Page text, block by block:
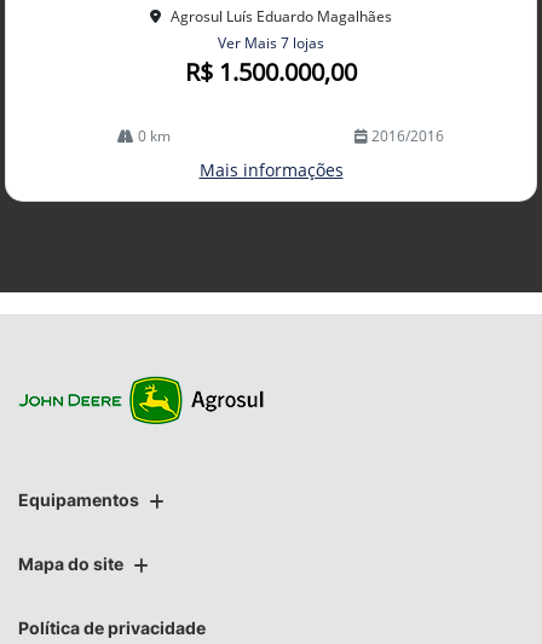
Agrosul Luís Eduardo Magalhães
Ver Mais 7 lojas
R$ 1.500.000,00
0 km 2016/2016
Mais informações
Equipamentos
Mapa do site
Política de privacidade